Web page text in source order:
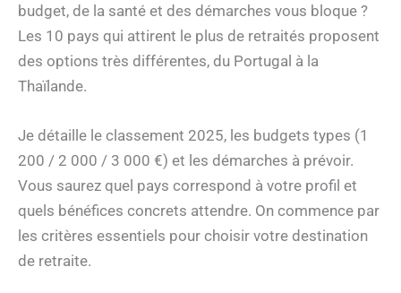
budget, de la santé et des démarches vous bloque ?
Les 10 pays qui attirent le plus de retraités proposent
des options très différentes, du Portugal à la
Thaïlande.
Je détaille le classement 2025, les budgets types (1
200 / 2 000 / 3 000 €) et les démarches à prévoir.
Vous saurez quel pays correspond à votre profil et
quels bénéfices concrets attendre. On commence par
les critères essentiels pour choisir votre destination
de retraite.